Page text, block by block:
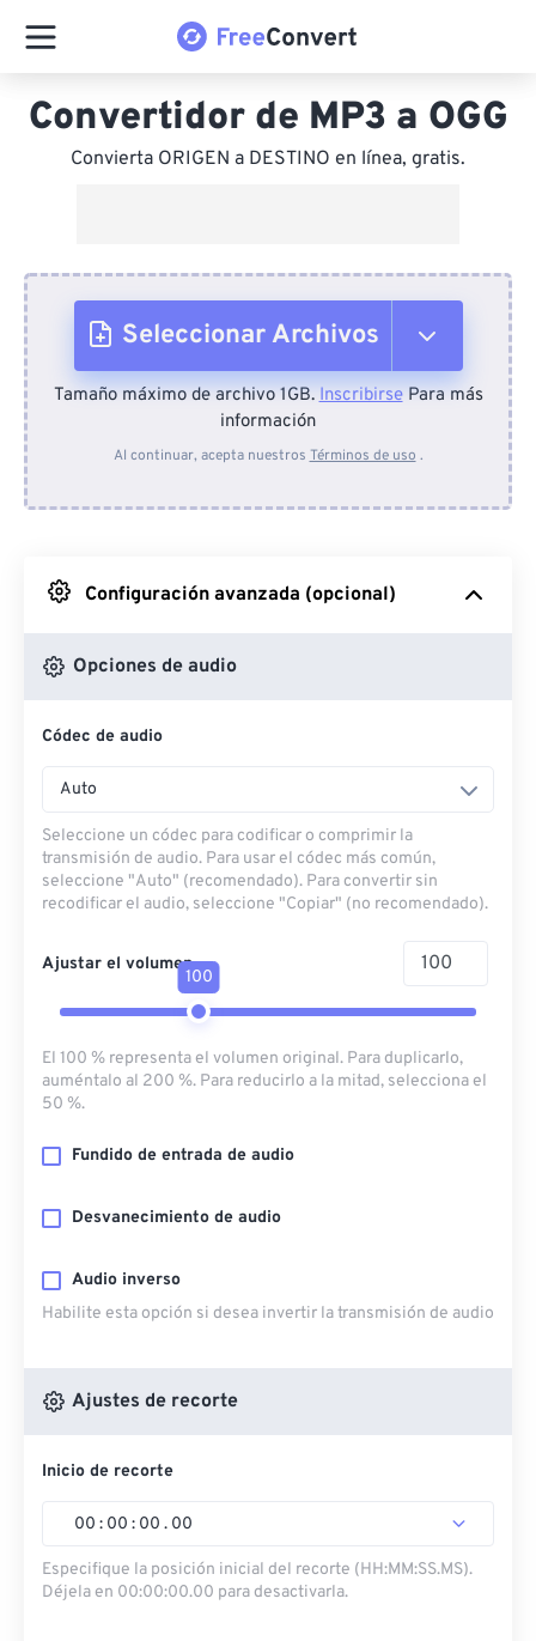
Convertidor de MP3 a OGG
Convierta ORIGEN a DESTINO en línea, gratis.
Seleccionar Archivos
Desde el dispositivo
Desde Google Drive
Desde OneDrive
Desde URL
Tamaño máximo de archivo 1GB.InscribirsePara más
información
Al continuar, acepta nuestros Términos de uso .
Configuración avanzada (opcional)
Opciones de audio
Códec de audio
Auto
Seleccione un códec para codificar o comprimir la
transmisión de audio. Para usar el códec más común,
seleccione "Auto" (recomendado). Para convertir sin
recodificar el audio, seleccione "Copiar" (no recomendado).
Ajustar el volumen
100
El 100 % representa el volumen original. Para duplicarlo,
auméntalo al 200 %. Para reducirlo a la mitad, selecciona el
50 %.
Fundido de entrada de audio
Desvanecimiento de audio
Audio inverso
Habilite esta opción si desea invertir la transmisión de audio
Ajustes de recorte
Inicio de recorte
00 : 00 : 00 . 00
Especifique la posición inicial del recorte (HH:MM:SS.MS).
Déjela en 00:00:00.00 para desactivarla.